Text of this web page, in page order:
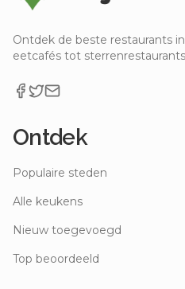
Ontdek de beste restaurants
eetcafés tot
Ontdek
Populaire steden
Alle keukens
Nieuw toegevoegd
Top beoordeeld